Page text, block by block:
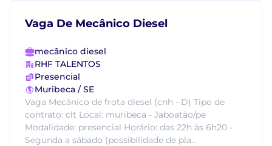
Vaga De Mecânico Diesel
mecânico diesel
RHF TALENTOS
Presencial
Muribeca / SE
Vaga Mecânico de frota diesel (cnh - D) Tipo de
contrato: clt Local: muribeca - Jaboatão/pe
Modalidade: presencial Horário: das 22h às 6h20 -
Segunda a sábado (possibilidade de pla...